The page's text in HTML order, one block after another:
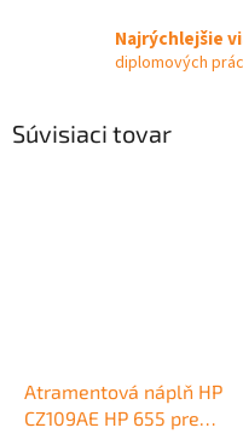
Najrýchlejšie
diplomových prác
Súvisiaci tovar
Atramentová náplň HP
CZ109AE HP 655 pre